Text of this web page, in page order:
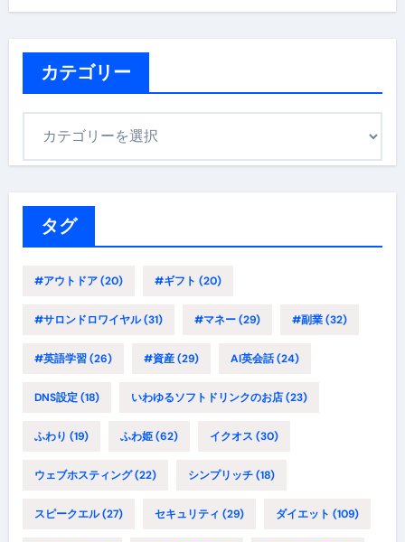
カテゴリー
タグ
#アウトドア(20) #ギフト (20)
#サロンドロワイヤル(31) #マネー(29) #副業(32)
#英語学習(26) #資産(29) AI英会話(24)
DNS設定(18) いわゆるソフトドリンクのお店(23)
ふわり (19) ふわ姫(62) イクオス (30)
ウェブホスティング(22) シンプリッチ(18)
スピークエル(27) セキュリティ (29) ダイエット (109)